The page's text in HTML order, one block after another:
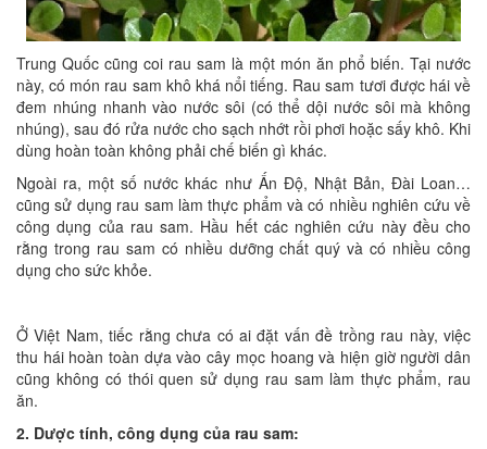
Trung Quốc cũng coi rau sam là một món ăn phổ biến. Tại nước
này, có món rau sam khô khá nổi tiếng. Rau sam tươi được hái về
đem nhúng nhanh vào nước sôi (có thể dội nước sôi mà không
nhúng), sau đó rửa nước cho sạch nhớt rồi phơi hoặc sấy khô. Khi
dùng hoàn toàn không phải chế biến gì khác.
Ngoài ra, một số nước khác như Ấn Độ, Nhật Bản, Đài Loan…
cũng sử dụng rau sam làm thực phẩm và có nhiều nghiên cứu về
công dụng của rau sam. Hầu hết các nghiên cứu này đều cho
rằng trong rau sam có nhiều dưỡng chất quý và có nhiều công
dụng cho sức khỏe.
Ở Việt Nam, tiếc rằng chưa có ai đặt vấn đề trồng rau này, việc
thu hái hoàn toàn dựa vào cây mọc hoang và hiện giờ người dân
cũng không có thói quen sử dụng rau sam làm thực phẩm, rau
ăn.
2. Dược tính, công dụng của rau sam: